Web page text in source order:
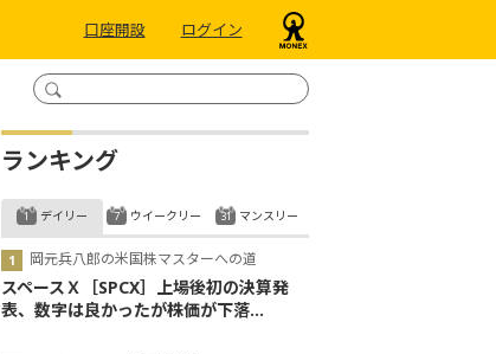
口座開設 ログイン
ランキング
デイリー
岡元兵八郎の米国株マスターへの道
スペースＸ［SPCX］上場後初の決算発
表、数字は良かったが株価が下落...
ウイークリー マンスリー